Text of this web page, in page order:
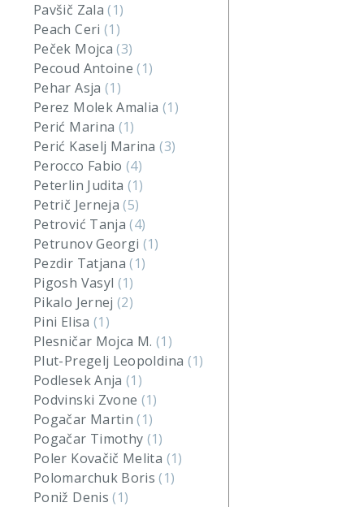
Pavšič Zala(1)
Peach Ceri (1)
Peček Mojca(3)
Pecoud Antoine(1)
Pehar Asja (1)
Perez Molek Amalia (1)
Perić Marina (1)
Perić Kaselj Marina(3)
Perocco Fabio(4)
Peterlin Judita (1)
Petrič Jerneja(5)
Petrović Tanja(4)
Petrunov Georgi (1)
Pezdir Tatjana(1)
Pigosh Vasyl (1)
Pikalo Jernej(2)
Pini Elisa (1)
Plesničar Mojca M. (1)
Plut-Pregelj Leopoldina (1)
Podlesek Anja(1)
Podvinski Zvone (1)
Pogačar Martin(1)
Pogačar Timothy (1)
Poler Kovačič Melita (1)
Polomarchuk Boris(1)
Poniž Denis(1)